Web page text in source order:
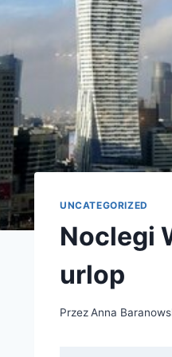
UNCATEGORIZED
Noclegi
urlop
PrzezAnna